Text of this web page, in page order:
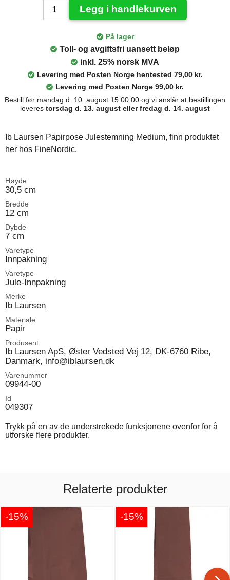
Legg i handlekurven
På lager
Toll- og avgiftsfri uansett beløp
inkl. 25% norsk MVA
Levering med Posten Norge hentested 79,00 kr.
Levering med Posten Norge 99,00 kr.
Bestill før mandag d. 10. august 15:00:00 og vi anslår at bestillingen
leveres torsdag d. 13. august eller fredag d. 14. august
Ib Laursen Papirpose Julestemning Medium, finn produktet
her hos FineNordic.
Høyde
30,5 cm
Bredde
12 cm
Dybde
7 cm
Varetype
Innpakning
Varetype
Jule-Innpakning
Merke
Ib Laursen
Materiale
Papir
Produsent
Ib Laursen ApS, Øster Vedsted Vej 12, DK-6760 Ribe,
Danmark, info@iblaursen.dk
Varenummer
09944-00
Id
049307
Trykk på en av de understrekede funksjonene ovenfor for å
utforske flere produkter.
Relaterte produkter
-15% -15%